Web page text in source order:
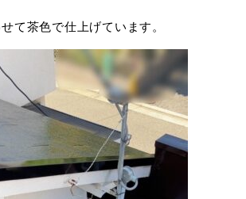
て茶色で仕上げています。